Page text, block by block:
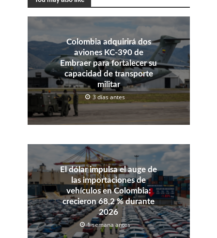
Colombia adquirirá dos
aviones KC-390 de
Embraer para fortalecer su
capacidad de transporte
militar
3 días antes
El dólar impulsa el auge de
las importaciones de
vehículos en Colombia:
crecieron 68,2 % durante
2026
1 semana antes